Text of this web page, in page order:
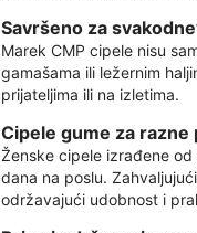
Savršeno za
Marek CMP cipele nisu
gamašama ili ležernim
prijateljima ili na izletima.
Cipele gume za razne
Ženske cipele izrađene
dana na poslu.
održavajući udobnost i